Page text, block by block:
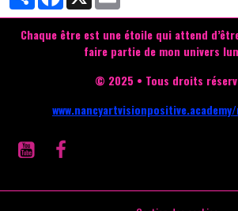
Chaque être est une étoile qui attend
faire partie de mon univers
© 2025 • Tous droits